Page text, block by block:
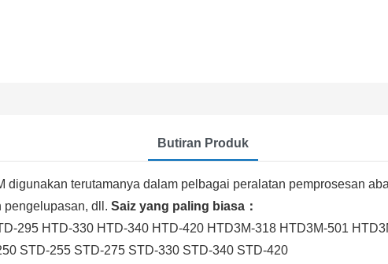
Butiran Produk
digunakan terutamanya dalam pelbagai peralatan pemprosesan
pengelupasan, dll. Saiz yang paling biasa：
295 HTD-330 HTD-340 HTD-420 HTD3M-318 HTD3M-501
STD-255 STD-275 STD-330 STD-340 STD-420